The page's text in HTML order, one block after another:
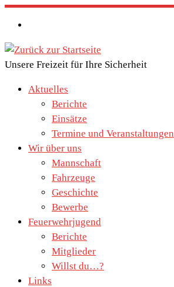
Zum
Inhalt
springen
Unsere Freizeit für Ihre Sicherheit
Aktuelles
Berichte
Einsätze
Termine und Veranstaltungen
Wir über uns
Mannschaft
Fahrzeuge
Geschichte
Bewerbe
Feuerwehrjugend
Berichte
Mitglieder
Willst du…?
Links